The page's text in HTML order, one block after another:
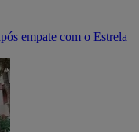
empate com o Estrela